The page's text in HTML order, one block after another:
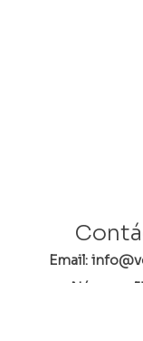
Email:
Número: